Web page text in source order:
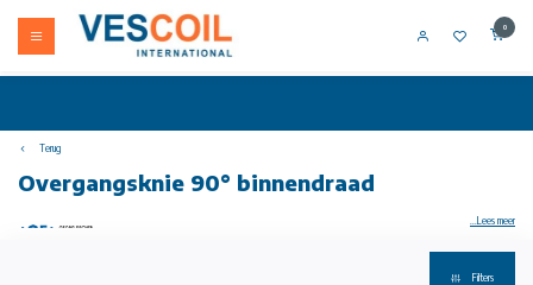
0
Terug
Overgangsknie 90° binnendraad
...Lees meer
Filters